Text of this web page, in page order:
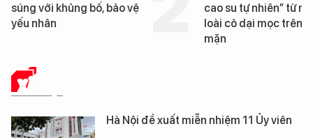
súng với khủng bố, bảo vệ
yếu nhân
cao su tự nhiên” từ
loài cỏ dại mọc trên
mặn
XÃ HỘI
Hà Nội đề xuất miễn nhiệm 11 Ủy viên